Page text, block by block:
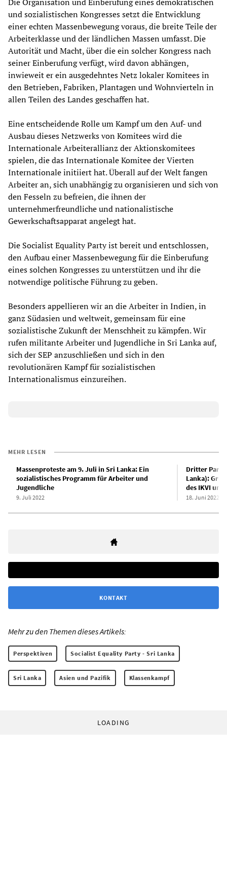
Die Organisation und Einberufung eines demokratischen
und sozialistischen Kongresses setzt die Entwicklung
einer echten Massenbewegung voraus, die breite Teile der
Arbeiterklasse und der ländlichen Massen umfasst. Die
Autorität und Macht, über die ein solcher Kongress nach
seiner Einberufung verfügt, wird davon abhängen,
inwieweit er ein ausgedehntes Netz lokaler Komitees in
den Betrieben, Fabriken, Plantagen und Wohnvierteln in
allen Teilen des Landes geschaffen hat.
Eine entscheidende Rolle um Kampf um den Auf- und
Ausbau dieses Netzwerks von Komitees wird die
Internationale Arbeiterallianz der Aktionskomitees
spielen, die das Internationale Komitee der Vierten
Internationale initiiert hat. Überall auf der Welt fangen
Arbeiter an, sich unabhängig zu organisieren und sich von
den Fesseln zu befreien, die ihnen der
unternehmerfreundliche und nationalistische
Gewerkschaftsapparat angelegt hat.
Die Socialist Equality Party ist bereit und entschlossen,
den Aufbau einer Massenbewegung für die Einberufung
eines solchen Kongresses zu unterstützen und ihr die
notwendige politische Führung zu geben.
Besonders appellieren wir an die Arbeiter in Indien, in
ganz Südasien und weltweit, gemeinsam für eine
sozialistische Zukunft der Menschheit zu kämpfen. Wir
rufen militante Arbeiter und Jugendliche in Sri Lanka auf,
sich der SEP anzuschließen und sich in den
revolutionären Kampf für sozialistischen
Internationalismus einzureihen.
MEHR LESEN
Massenproteste am 9. Juli in Sri Lanka: Ein
sozialistisches Programm für Arbeiter und
Jugendliche
9. Juli 2022
Dritter
Lanka):
des IKVI und
18. Juni 2022
KONTAKT
Mehr zu den Themen dieses Artikels:
Perspektiven Socialist Equality Party - Sri Lanka
Sri Lanka Asien und Pazifik Klassenkampf
LOADING